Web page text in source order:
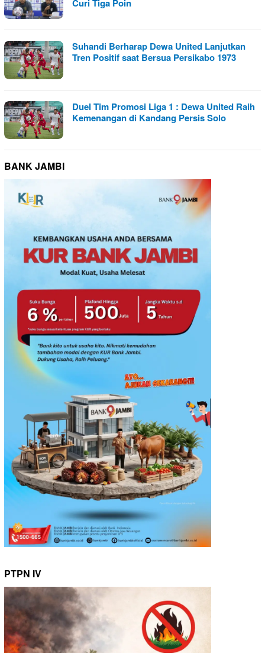
Curi Tiga Poin
Suhandi Berharap Dewa United Lanjutkan
Tren Positif saat Bersua Persikabo 1973
Duel Tim Promosi Liga 1 : Dewa United Raih
Kemenangan di Kandang Persis Solo
BANK JAMBI
PTPN IV